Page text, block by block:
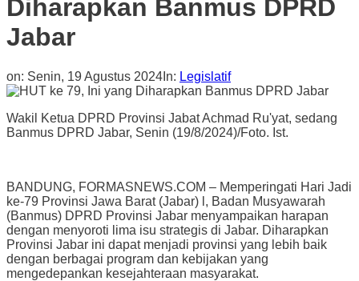
Diharapkan Banmus DPRD
Jabar
on: Senin, 19 Agustus 2024 In: Legislatif
Wakil Ketua DPRD Provinsi Jabat Achmad Ru'yat, sedang
Banmus DPRD Jabar, Senin (19/8/2024)/Foto. Ist.
BANDUNG, FORMASNEWS.COM – Memperingati Hari Jadi
ke-79 Provinsi Jawa Barat (Jabar) l, Badan Musyawarah
(Banmus) DPRD Provinsi Jabar menyampaikan harapan
dengan menyoroti lima isu strategis di Jabar. Diharapkan
Provinsi Jabar ini dapat menjadi provinsi yang lebih baik
dengan berbagai program dan kebijakan yang
mengedepankan kesejahteraan masyarakat.